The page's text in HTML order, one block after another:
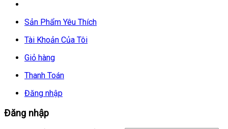
Sản Phẩm Yêu Thích
Tài Khoản Của Tôi
Giỏ hàng
Thanh Toán
Đăng nhập
Đăng nhập